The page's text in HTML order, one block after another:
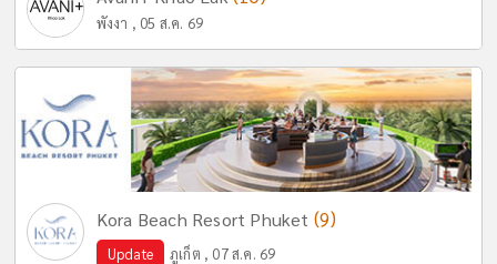
พังงา , 05 ส.ค. 69
Kora Beach Resort Phuket (9)
Update ภูเก็ต , 07 ส.ค. 69